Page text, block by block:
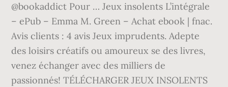
@bookaddict Pour … Jeux insolents L’intégrale
– ePub – Emma M. Green – Achat ebook | fnac.
Avis clients : 4 avis Jeux imprudents. Adepte
des loisirs créatifs ou amoureux se des livres,
venez échanger avec des milliers de
passionnés! TÉLÉCHARGER JEUX INSOLENTS